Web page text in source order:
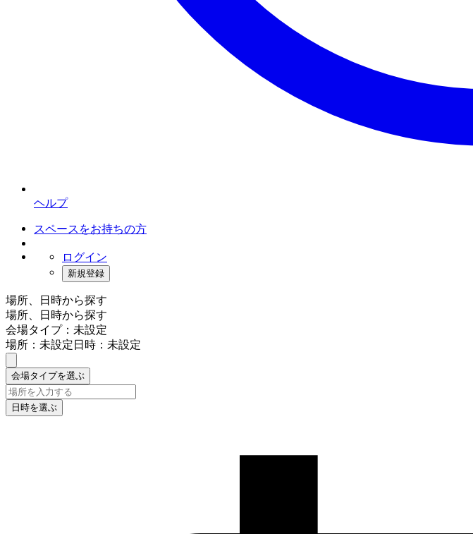
ヘルプ
スペースをお持ちの方
ログイン
新規登録
場所、日時から探す
場所、日時から探す
会場タイプ：未設定
場所：未設定日時：未設定
会場タイプを選ぶ
日時を選ぶ